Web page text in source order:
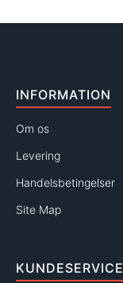
INFORMATION
Om os
Levering
Handelsbetingelser
Site Map
KUNDESERVICE